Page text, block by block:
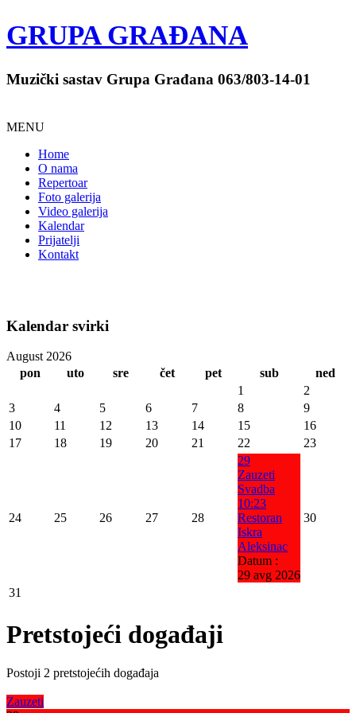
GRUPA GRAĐANA
Muzički sastav Grupa Građana 063/803-14-01
MENU
Home
O nama
Repertoar
Foto galerija
Video galerija
Kalendar
Prijatelji
Kontakt
Kalendar svirki
August 2026
pon
uto sre čet pet sub
ned
1
2
3
4 5 6 7 8
9
10
11 12 13 14 15
16
17
18 19 20 21 22 23
24 25 26 27 28
29
Zauzeti
Svadba
10:23
Restoran
Iskra
Aleksinac
Datum :
29 avg 2026
30
31
Pretstojeći događaji
Postoji 2 pretstojećih događaja
Zauzeti